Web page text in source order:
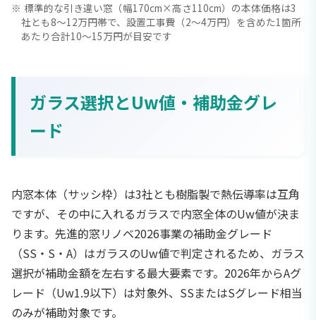
標準的な引き違い窓（幅170cm×高さ110cm）の本体価格は3
社とも8〜12万円帯で、設置工事費（2〜4万円）を含めた1箇所
あたり合計10〜15万円が目安です
ガラス選択とUw値・補助金グレ
ード
内窓本体（サッシ枠）は3社とも樹脂製で熱伝導率は互角
ですが、その中に入れるガラスで内窓全体のUw値が決ま
ります。先進的窓リノベ2026事業の補助金グレード
（SS・S・A）はガラスのUw値で判定されるため、ガラス
選択が補助金額を左右する最大要素です。2026年からAグ
レード（Uw1.9以下）は対象外、SSまたはSグレード相当
のみが補助対象です。